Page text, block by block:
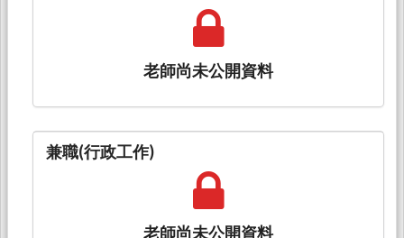
老師尚未公開資料
兼職(行政工作)
老師尚未公開資料